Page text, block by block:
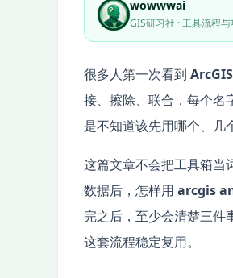
wowwwai
GIS研习社 · 工具流程
很多人第一次看到
接、擦除、联合，每个名
是不知道该先用哪个、几
这篇文章不会把工具箱当
数据后，怎样用 arcgis
完之后，至少会清楚三件
这套流程稳定复用。